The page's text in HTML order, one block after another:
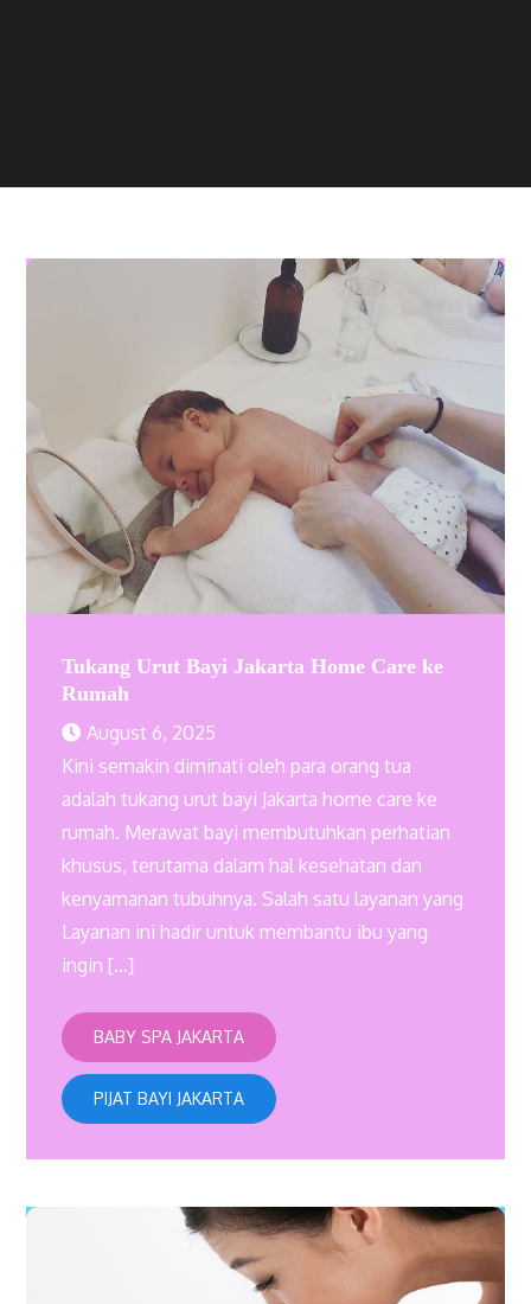
Tukang Urut Bayi Jakarta Home Care ke
Rumah
August 6, 2025
Kini semakin diminati oleh para orang tua
adalah tukang urut bayi Jakarta home care ke
rumah. Merawat bayi membutuhkan perhatian
khusus, terutama dalam hal kesehatan dan
kenyamanan tubuhnya. Salah satu layanan yang
Layanan ini hadir untuk membantu ibu yang
ingin […]
BABY SPA JAKARTA
PIJAT BAYI JAKARTA